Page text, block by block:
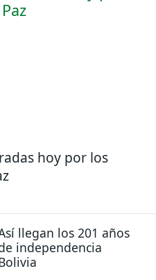
hoy por los
llegan los 201 años
independencia